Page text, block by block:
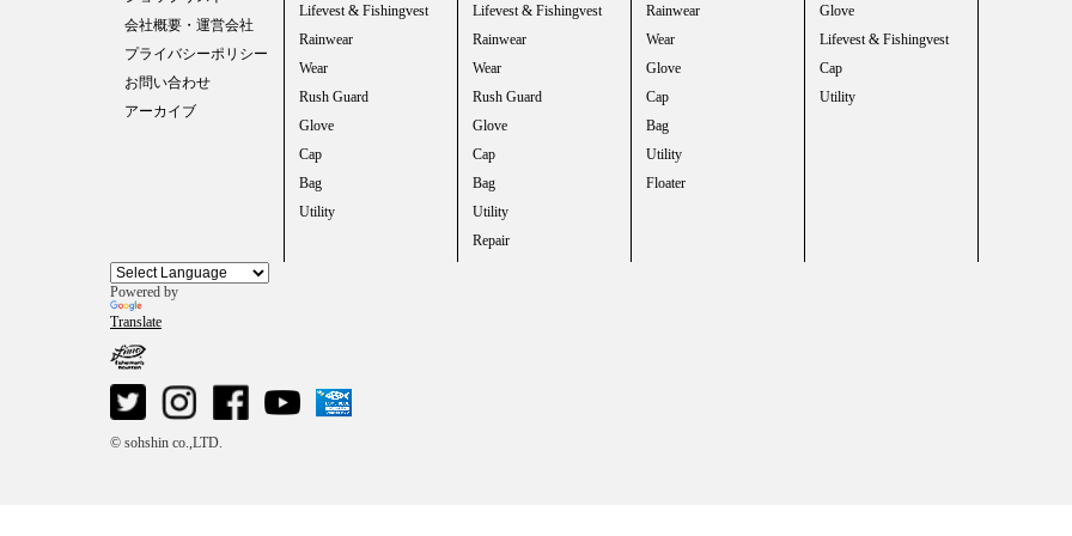
会社概要・運営会社
プライバシーポリシー
お問い合わせ
アーカイブ
Lifevest & Fishingvest
Rainwear
Wear
Rush Guard
Glove
Cap
Bag
Utility
Lifevest & Fishingvest
Rainwear
Wear
Rush Guard
Glove
Cap
Bag
Utility
Repair
Rainwear
Wear
Glove
Cap
Bag
Utility
Floater
Glove
Lifevest & Fishingvest
Cap
Utility
Powered by
Translate
© sohshin co.,LTD.